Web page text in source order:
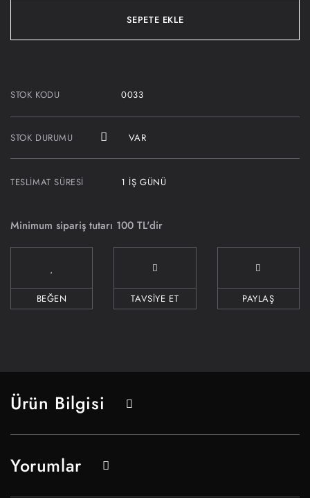
SEPETE EKLE
STOK KODU 0033
STOK DURUMU VAR
TESLIMAT SÜRESI 1 İŞ GÜNÜ
Minimum sipariş tutarı 100 TL'dir
TAVSİYE ET PAYLAŞ
Ürün Bilgisi
Yorumlar